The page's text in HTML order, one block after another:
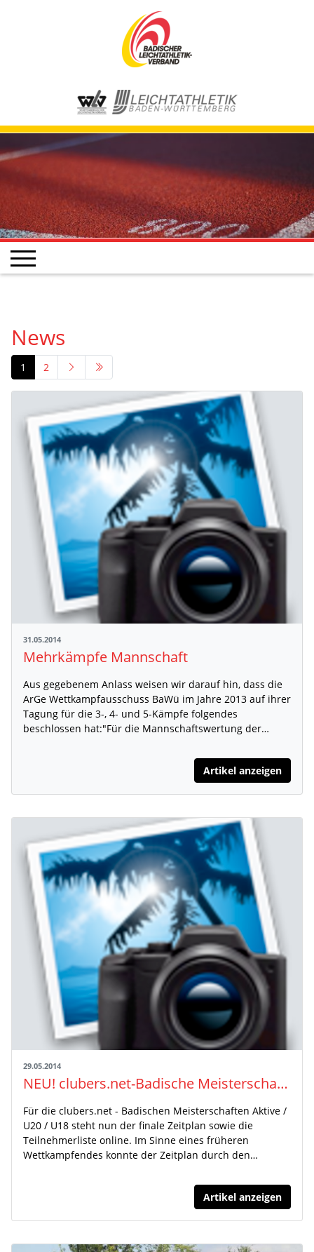
News
1 2
31.05.2014
Mehrkämpfe Mannschaft
Aus gegebenem Anlass weisen wir darauf hin, dass die
ArGe Wettkampfausschuss BaWü im Jahre 2013 auf ihrer
Tagung für die 3-, 4- und 5-Kämpfe folgendes
beschlossen hat:"Für die Mannschaftswertung der…
Artikel anzeigen
29.05.2014
NEU! clubers.net-Badische Meisterschaften in Lörrach am 1.6.: Finaler Zeitplan und Teilnehmerliste online
Für die clubers.net - Badischen Meisterschaften Aktive /
U20 / U18 steht nun der finale Zeitplan sowie die
Teilnehmerliste online. Im Sinne eines früheren
Wettkampfendes konnte der Zeitplan durch den…
Artikel anzeigen